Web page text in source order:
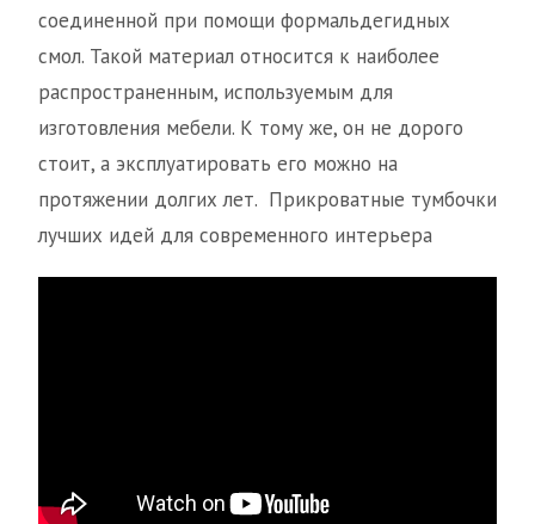
соединенной при помощи формальдегидных
смол. Такой материал относится к наиболее
распространенным, используемым для
изготовления мебели. К тому же, он не дорого
стоит, а эксплуатировать его можно на
протяжении долгих лет. Прикроватные тумбочки
лучших идей для современного интерьера